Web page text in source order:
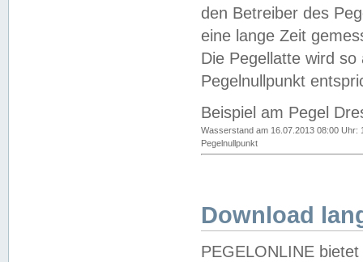
den Betreiber des
eine lange Zeit
Die Pegellatte wird
Pegelnullpunkt
Beispiel am Pegel
Wasserstand am 16.07.2013 08:00 Uhr:
Pegelnullpunkt
Download
PEGELONLINE